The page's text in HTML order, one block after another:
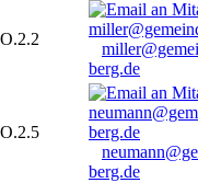
O.2.2
berg.de
O.2.5
berg.de